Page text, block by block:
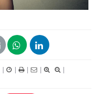
| | | |
|